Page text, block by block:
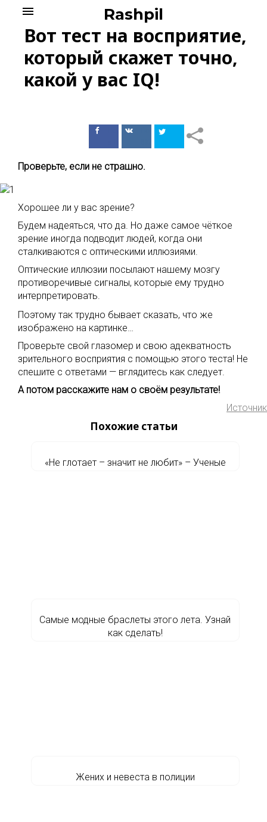
content
Rashpil
menu
Вот тест на восприятие,
который скажет точно,
какой у вас IQ!
ПоделитьсяПоделиться
Проверьте, если не страшно.
Хорошее ли у вас зрение?
Будем надеяться, что да. Но даже самое чёткое
зрение иногда подводит людей, когда они
сталкиваются с оптическими иллюзиями.
Оптические иллюзии посылают нашему мозгу
противоречивые сигналы, которые ему трудно
интерпретировать.
Поэтому так трудно бывает сказать, что же
изображено на картинке…
Проверьте свой глазомер и свою адекватность
зрительного восприятия с помощью этого теста! Не
спешите с ответами — вглядитесь как следует.
А потом расскажите нам о своём результате!
Источник
Похожие статьи
«Не глотает – значит не любит» – Ученые
Самые модные браслеты этого лета. Узнай
как сделать!
Жених и невеста в полиции